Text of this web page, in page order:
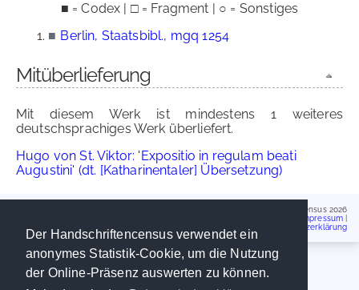
Der Handschriftencensus verwendet ein
anonymes Statistik-Cookie, um die Nutzung
der Online-Präsenz auswerten zu können.
■ = Codex | □ = Fragment | ○ = Sonstiges
■ Berlin, Staatsbibl., mgq 1254
Mitüberlieferung
Mit diesem Werk ist mindestens 1 weiteres
deutschsprachiges Werk überliefert.
Hugo von St. Viktor: 'Expositio in regulam beati
Augustini' (dt. [Katharinentaler] Übersetzung)
Handschriftencensus 2026
Impressum
Datenschutzerklärung